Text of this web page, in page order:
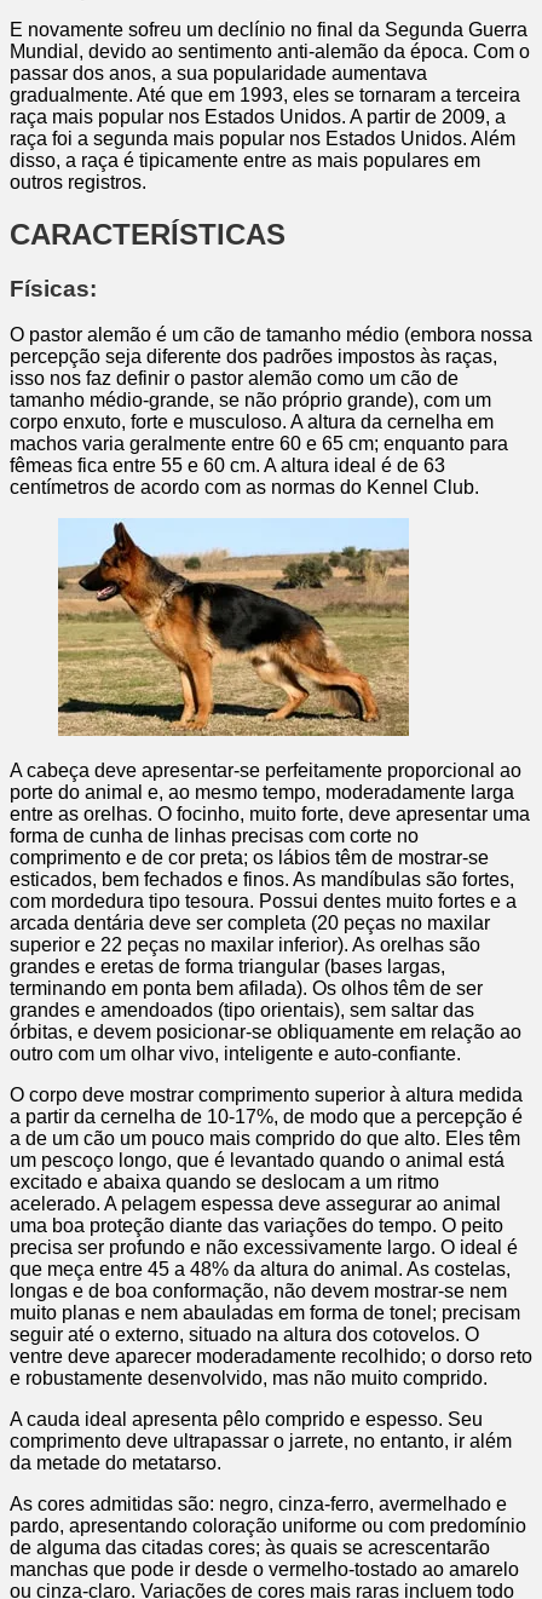
E novamente sofreu um declínio no final da Segunda Guerra
Mundial, devido ao sentimento anti-alemão da época. Com o
passar dos anos, a sua popularidade aumentava
gradualmente. Até que em 1993, eles se tornaram a terceira
raça mais popular nos Estados Unidos. A partir de 2009, a
raça foi a segunda mais popular nos Estados Unidos. Além
disso, a raça é tipicamente entre as mais populares em
outros registros.
CARACTERÍSTICAS
Físicas:
O pastor alemão é um cão de tamanho médio (embora nossa
percepção seja diferente dos padrões impostos às raças,
isso nos faz definir o pastor alemão como um cão de
tamanho médio-grande, se não próprio grande), com um
corpo enxuto, forte e musculoso. A altura da cernelha em
machos varia geralmente entre 60 e 65 cm; enquanto para
fêmeas fica entre 55 e 60 cm. A altura ideal é de 63
centímetros de acordo com as normas do Kennel Club.
A cabeça deve apresentar-se perfeitamente proporcional ao
porte do animal e, ao mesmo tempo, moderadamente larga
entre as orelhas. O focinho, muito forte, deve apresentar uma
forma de cunha de linhas precisas com corte no
comprimento e de cor preta; os lábios têm de mostrar-se
esticados, bem fechados e finos. As mandíbulas são fortes,
com mordedura tipo tesoura. Possui dentes muito fortes e a
arcada dentária deve ser completa (20 peças no maxilar
superior e 22 peças no maxilar inferior). As orelhas são
grandes e eretas de forma triangular (bases largas,
terminando em ponta bem afilada). Os olhos têm de ser
grandes e amendoados (tipo orientais), sem saltar das
órbitas, e devem posicionar-se obliquamente em relação ao
outro com um olhar vivo, inteligente e auto-confiante.
O corpo deve mostrar comprimento superior à altura medida
a partir da cernelha de 10-17%, de modo que a percepção é
a de um cão um pouco mais comprido do que alto. Eles têm
um pescoço longo, que é levantado quando o animal está
excitado e abaixa quando se deslocam a um ritmo
acelerado. A pelagem espessa deve assegurar ao animal
uma boa proteção diante das variações do tempo. O peito
precisa ser profundo e não excessivamente largo. O ideal é
que meça entre 45 a 48% da altura do animal. As costelas,
longas e de boa conformação, não devem mostrar-se nem
muito planas e nem abauladas em forma de tonel; precisam
seguir até o externo, situado na altura dos cotovelos. O
ventre deve aparecer moderadamente recolhido; o dorso reto
e robustamente desenvolvido, mas não muito comprido.
A cauda ideal apresenta pêlo comprido e espesso. Seu
comprimento deve ultrapassar o jarrete, no entanto, ir além
da metade do metatarso.
As cores admitidas são: negro, cinza-ferro, avermelhado e
pardo, apresentando coloração uniforme ou com predomínio
de alguma das citadas cores; às quais se acrescentarão
manchas que pode ir desde o vermelho-tostado ao amarelo
ou cinza-claro. Variações de cores mais raras incluem todo